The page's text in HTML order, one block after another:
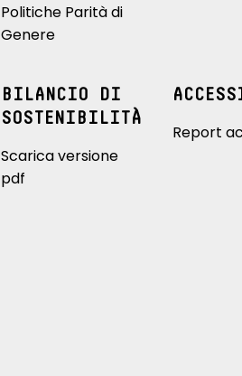
Politiche Parità di
Genere
BILANCIO DI
SOSTENIBILITÀ
Scarica versione
pdf
Report